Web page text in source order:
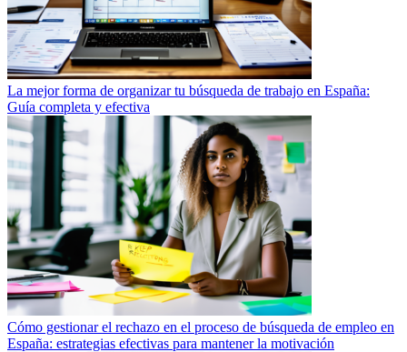
La mejor forma de organizar tu búsqueda de trabajo en España:
Guía completa y efectiva
Cómo gestionar el rechazo en el proceso de búsqueda de empleo en
España: estrategias efectivas para mantener la motivación